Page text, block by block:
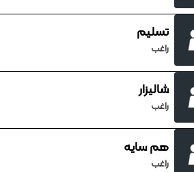
تسلیم
راغب
شالیزار
راغب
هم سایه
راغب